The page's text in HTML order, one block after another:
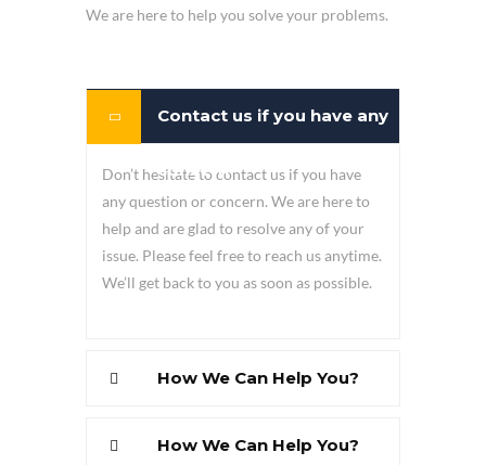
We are here to help you solve your problems.
Contact us if you have any
concern
Don’t hesitate to contact us if you have
any question or concern. We are here to
help and are glad to resolve any of your
issue. Please feel free to reach us anytime.
We’ll get back to you as soon as possible.
How We Can Help You?
How We Can Help You?